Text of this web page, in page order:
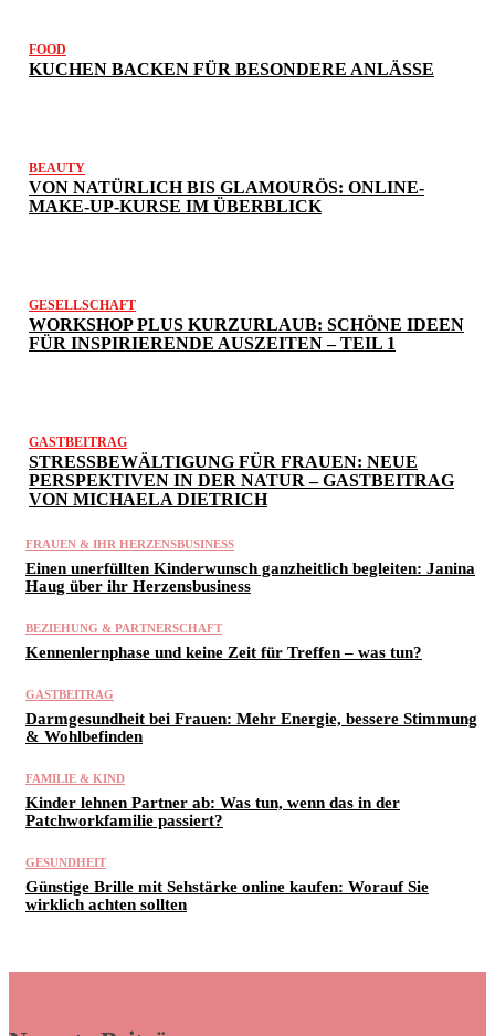
FOOD
KUCHEN BACKEN FÜR BESONDERE ANLÄSSE
BEAUTY
VON NATÜRLICH BIS GLAMOURÖS: ONLINE-
MAKE-UP-KURSE IM ÜBERBLICK
GESELLSCHAFT
WORKSHOP PLUS KURZURLAUB: SCHÖNE IDEEN
FÜR INSPIRIERENDE AUSZEITEN – TEIL 1
GASTBEITRAG
STRESSBEWÄLTIGUNG FÜR FRAUEN: NEUE
PERSPEKTIVEN IN DER NATUR – GASTBEITRAG
VON MICHAELA DIETRICH
FRAUEN & IHR HERZENSBUSINESS
Einen unerfüllten Kinderwunsch ganzheitlich begleiten: Janina
Haug über ihr Herzensbusiness
BEZIEHUNG & PARTNERSCHAFT
Kennenlernphase und keine Zeit für Treffen – was tun?
GASTBEITRAG
Darmgesundheit bei Frauen: Mehr Energie, bessere Stimmung
& Wohlbefinden
FAMILIE & KIND
Kinder lehnen Partner ab: Was tun, wenn das in der
Patchworkfamilie passiert?
GESUNDHEIT
Günstige Brille mit Sehstärke online kaufen: Worauf Sie
wirklich achten sollten